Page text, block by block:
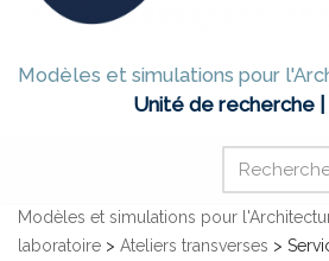
Modèles et simulations pour
Unité de recherche |
Modèles et simulations pour
laboratoire > Ateliers transverses >